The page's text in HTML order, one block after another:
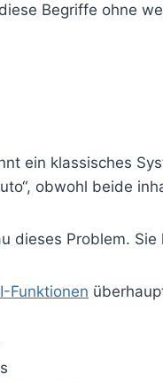
Begriffe ohne
ein klassisches
obwohl beide
dieses Problem.
Funktionen